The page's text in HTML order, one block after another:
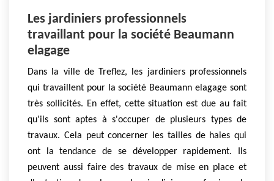
Les jardiniers professionnels
travaillant pour la société Beaumann
elagage
Dans la ville de Treflez, les jardiniers professionnels
qui travaillent pour la société Beaumann elagage sont
très sollicités. En effet, cette situation est due au fait
qu'ils sont aptes à s'occuper de plusieurs types de
travaux. Cela peut concerner les tailles de haies qui
ont la tendance de se développer rapidement. Ils
peuvent aussi faire des travaux de mise en place et